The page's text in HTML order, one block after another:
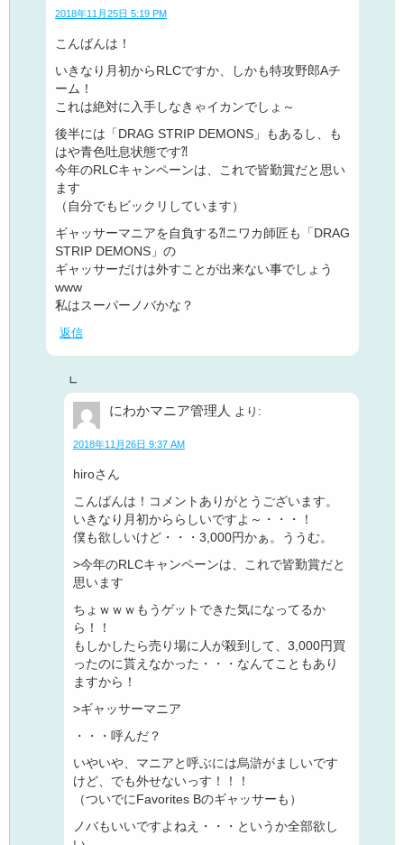
2018年11月25日 5:19 PM
こんばんは！
いきなり月初からRLCですか、しかも特攻野郎Aチ
ーム！
これは絶対に入手しなきゃイカンでしょ～
後半には「DRAG STRIP DEMONS」もあるし、も
はや青色吐息状態です⁈
今年のRLCキャンペーンは、これで皆勤賞だと思い
ます
（自分でもビックリしています）
ギャッサーマニアを自負する⁈ニワカ師匠も「DRAG
STRIP DEMONS」の
ギャッサーだけは外すことが出来ない事でしょう
www
私はスーパーノバかな？
返信
にわかマニア管理人 より:
2018年11月26日 9:37 AM
hiroさん
こんばんは！コメントありがとうございます。
いきなり月初かららしいですよ～・・・！
僕も欲しいけど・・・3,000円かぁ。ううむ。
>今年のRLCキャンペーンは、これで皆勤賞だと
思います
ちょｗｗｗもうゲットできた気になってるか
ら！！
もしかしたら売り場に人が殺到して、3,000円買
ったのに貰えなかった・・・なんてこともあり
ますから！
>ギャッサーマニア
・・・呼んだ？
いやいや、マニアと呼ぶには烏滸がましいです
けど、でも外せないっす！！！
（ついでにFavorites Bのギャッサーも）
ノバもいいですよねえ・・・というか全部欲し